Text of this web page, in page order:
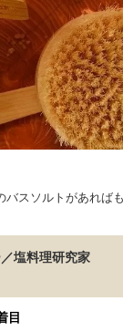
スソルトがあれば
塩料理研究家
目